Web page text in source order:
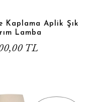
Kaplama Aplik Şık
Lamba
TL